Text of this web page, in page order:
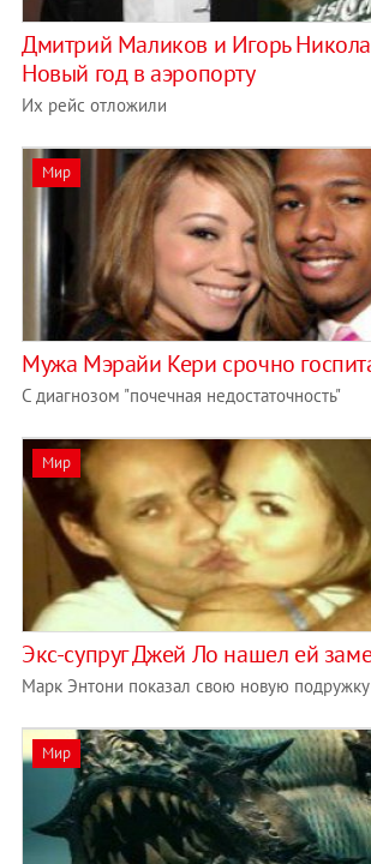
Дмитрий Маликов и Игорь
Новый год в аэропорту
Их рейс отложили
Мир
Мужа Мэрайи Кери срочно
С диагнозом "почечная недостаточность"
Мир
Экс-супруг Джей Ло нашел ей
Марк Энтони показал свою новую подружку
Мир